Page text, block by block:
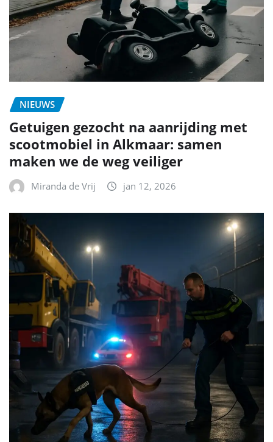
NIEUWS
Getuigen gezocht na aanrijding met
scootmobiel in Alkmaar: samen
maken we de weg veiliger
Miranda de Vrij jan 12, 2026